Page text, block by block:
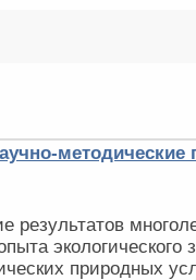
экологического
природных